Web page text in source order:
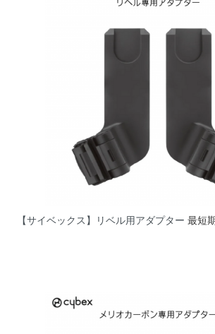
【サイベックス】リベル用アダプター 最短